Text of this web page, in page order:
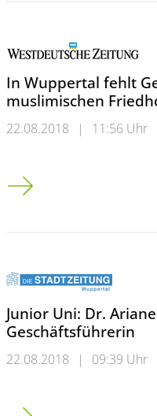
In Wuppertal fehlt
muslimischen
22.08.2018 | 11:56 Uhr
In Wuppertal fehlt Geld
Junior Uni: Dr.
Geschäftsführerin
22.08.2018 | 09:39 Uhr
Junior Uni: Dr. Ariane